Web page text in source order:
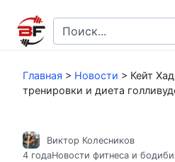
контенту
Search
for:
Главная > Новости > Кейт
тренировки и диета
Виктор Колесников
4 годаНовости фитнеса и